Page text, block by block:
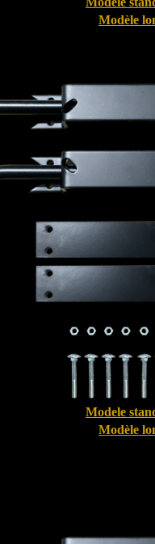
Modèle
Modele
Modèle